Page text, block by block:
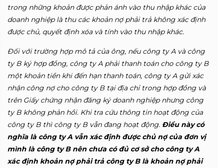
trong những khoản được phản ánh vào thu nhập khác của
doanh nghiệp là thu các khoản nợ phải trả không xác định
được chủ, quyết định xóa và tính vào thu nhập khác.
Đối với trường hợp mô tả của ông, nếu công ty A và công
ty B ký hợp đồng, công ty A phải thanh toán cho công ty B
một khoản tiền khi đến hạn thanh toán, công ty A gửi xác
nhận công nợ cho công ty B tại địa chỉ trong hợp đồng và
trên Giấy chứng nhận đăng ký doanh nghiệp nhưng công
ty B không phản hồi. Khi tra cứu thông tin hoạt động của
công ty B thì công ty B vẫn đang hoạt động. Điều này có
nghĩa là công ty A vẫn xác định được chủ nợ của đơn vị
mình là công ty B nên chưa có đủ cơ sở cho công ty A
xác định khoản nợ phải trả công ty B là khoản nợ phải